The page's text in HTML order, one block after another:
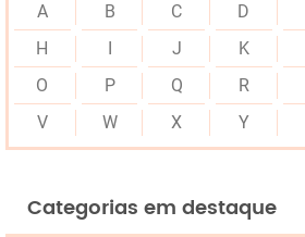
A B C D
H
J K
O
P Q R
V
W X Y
Categorias em destaque